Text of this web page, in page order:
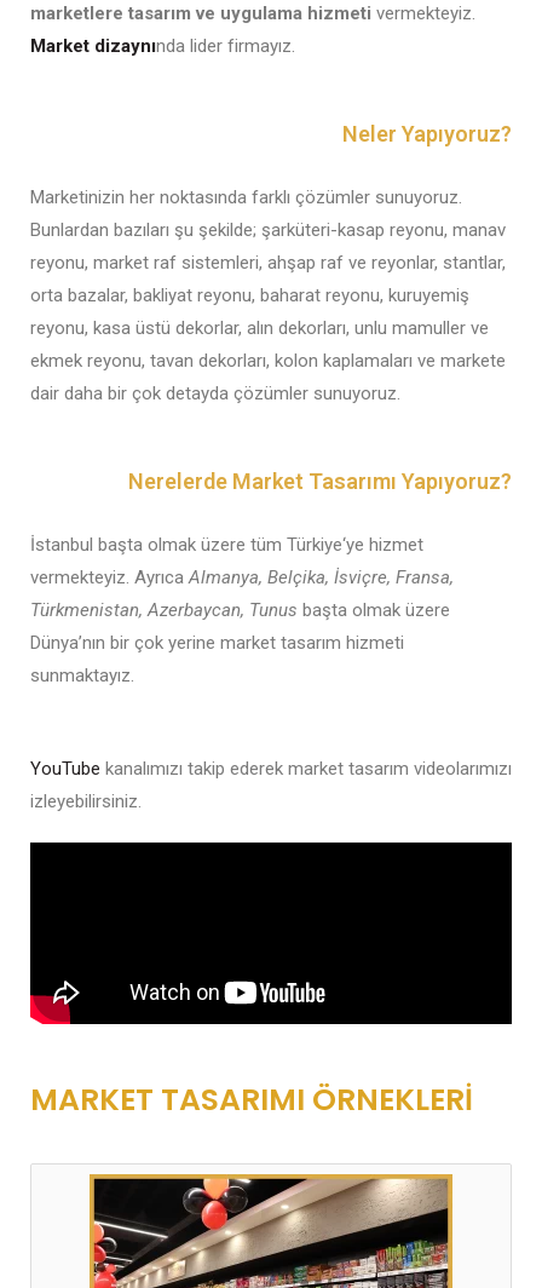
marketlere tasarım ve uygulama hizmeti vermekteyiz.
Market dizaynında lider firmayız.
Neler Yapıyoruz?
Marketinizin her noktasında farklı çözümler sunuyoruz.
Bunlardan bazıları şu şekilde; şarküteri-kasap reyonu, manav
reyonu, market raf sistemleri, ahşap raf ve reyonlar, stantlar,
orta bazalar, bakliyat reyonu, baharat reyonu, kuruyemiş
reyonu, kasa üstü dekorlar, alın dekorları, unlu mamuller ve
ekmek reyonu, tavan dekorları, kolon kaplamaları ve markete
dair daha bir çok detayda çözümler sunuyoruz.
Nerelerde Market Tasarımı Yapıyoruz?
İstanbul başta olmak üzere tüm Türkiye‘ye hizmet
vermekteyiz. AyrıcaAlmanya, Belçika, İsviçre, Fransa,
Türkmenistan, Azerbaycan, Tunus başta olmak üzere
Dünya’nın bir çok yerine market tasarım hizmeti
sunmaktayız.
YouTube kanalımızı takip ederek market tasarım videolarımızı
izleyebilirsiniz.
MARKET TASARIMI ÖRNEKLERİ